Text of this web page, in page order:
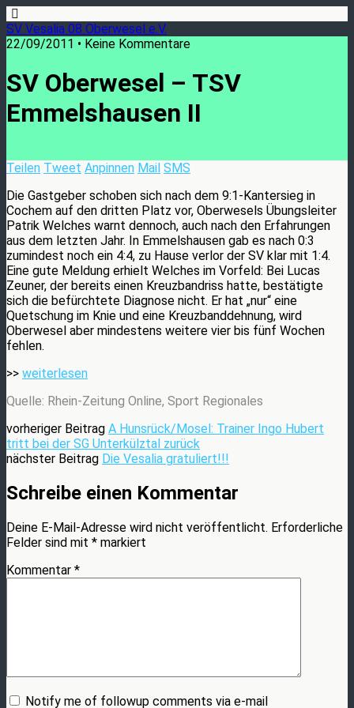
SV Vesalia 08 Oberwesel e.V.
22/09/2011 • Keine Kommentare
SV Oberwesel – TSV
Emmelshausen II
Teilen Tweet Anpinnen Mail SMS
Die Gastgeber schoben sich nach dem 9:1-Kantersieg in
Cochem auf den dritten Platz vor, Oberwesels Übungsleiter
Patrik Welches warnt dennoch, auch nach den Erfahrungen
aus dem letzten Jahr. In Emmelshausen gab es nach 0:3
zumindest noch ein 4:4, zu Hause verlor der SV klar mit 1:4.
Eine gute Meldung erhielt Welches im Vorfeld: Bei Lucas
Zeuner, der bereits einen Kreuzbandriss hatte, bestätigte
sich die befürchtete Diagnose nicht. Er hat „nur“ eine
Quetschung im Knie und eine Kreuzbanddehnung, wird
Oberwesel aber mindestens weitere vier bis fünf Wochen
fehlen.
>> weiterlesen
Quelle: Rhein-Zeitung Online, Sport Regionales
vorheriger Beitrag A Hunsrück/Mosel: Trainer Ingo Hubert
tritt bei der SG Unterkülztal zurück
nächster Beitrag Die Vesalia gratuliert!!!
Schreibe einen Kommentar
Deine E-Mail-Adresse wird nicht veröffentlicht. Erforderliche
Felder sind mit * markiert
Kommentar *
Notify me of followup comments via e-mail